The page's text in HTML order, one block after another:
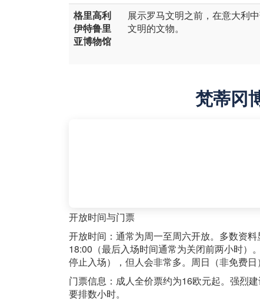
格里高利
伊特鲁里
亚博物馆
展示罗马文明之前，在意大利
文明的文物。
梵蒂冈
开放时间与门票
开放时间：通常为周一至周六开放。多数资
18:00（最后入场时间通常为关闭前两小时）
停止入场），但人会非常多。周日（非免费日
门票信息：成人全价票约为16欧元起。强烈
要排数小时。